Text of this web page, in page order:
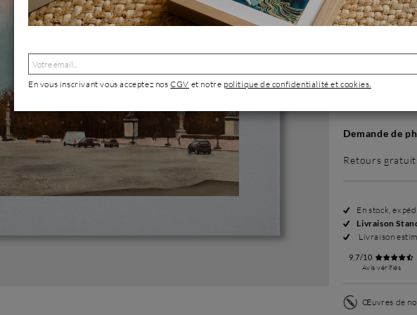
299 €
Demande de
Retours
En stock,
Livraison
Livraison
9,7/10
Avis vérifiés
Œuvres de
En vous inscrivant vous acceptez nosCGV et notre politique de confidentialité et cookies.